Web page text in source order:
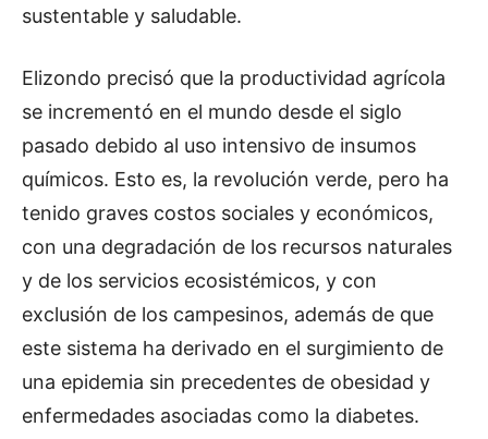
sustentable y saludable.
Elizondo precisó que la productividad agrícola
se incrementó en el mundo desde el siglo
pasado debido al uso intensivo de insumos
químicos. Esto es, la revolución verde, pero ha
tenido graves costos sociales y económicos,
con una degradación de los recursos naturales
y de los servicios ecosistémicos, y con
exclusión de los campesinos, además de que
este sistema ha derivado en el surgimiento de
una epidemia sin precedentes de obesidad y
enfermedades asociadas como la diabetes.